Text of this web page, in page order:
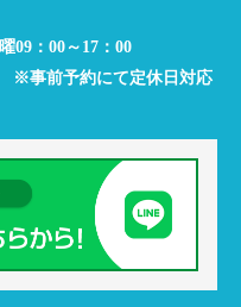
09：00～17：00
※事前予約にて定休日対応